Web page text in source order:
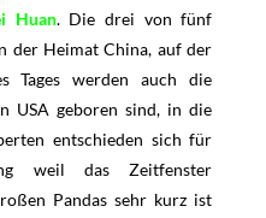
Huan. Die drei von fünf
der Heimat China, auf der
Tages werden auch die
USA geboren sind, in die
entschieden sich für
weil das Zeitfenster
Pandas sehr kurz ist